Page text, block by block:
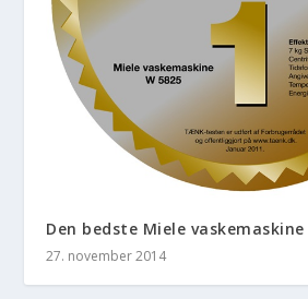
Den bedste Miele vaskemaskine
27. november 2014